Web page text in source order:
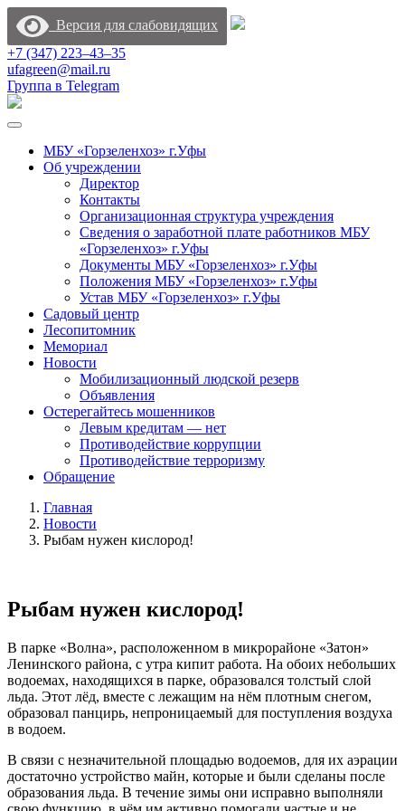
Версия для слабовидящих
+7 (347) 223‒43‒35
ufagreen@mail.ru
Группа в Telegram
МБУ «Горзеленхоз» г.Уфы
Об учреждении
Директор
Контакты
Организационная структура учреждения
Сведения о заработной плате работников МБУ
«Горзеленхоз» г.Уфы
Документы МБУ «Горзеленхоз» г.Уфы
Положения МБУ «Горзеленхоз» г.Уфы
Устав МБУ «Горзеленхоз» г.Уфы
Садовый центр
Лесопитомник
Мемориал
Новости
Мобилизационный людской резерв
Объявления
Остерегайтесь мошенников
Левым кредитам — нет
Противодействие коррупции
Противодействие терроризму
Обращение
Главная
Новости
Рыбам нужен кислород!
Рыбам нужен кислород!
В парке «Волна», расположенном в микрорайоне «Затон»
Ленинского района, с утра кипит работа. На обоих небольших
водоемах, находящихся в парке, образовался толстый слой
льда. Этот лёд, вместе с лежащим на нём плотным снегом,
образовал панцирь, непроницаемый для поступления воздуха
в водоем.
В связи с незначительной площадью водоемов, для их аэрации
достаточно устройство майн, которые и были сделаны после
образования льда. В течение зимы они исправно выполняли